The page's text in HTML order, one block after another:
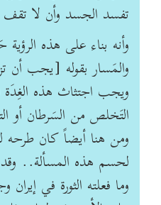
تفسد الجسد وأن لا
وأنه بناء على هذه
والمَسار بقوله [يجب أن
ويجب اجتثاث هذه الغِدَة
التَخلص من السَرطان أو
ومن هنا أيضاً كان طرحه
لحسم هذه المسألة.. وقد
وما فعلته الثورة في